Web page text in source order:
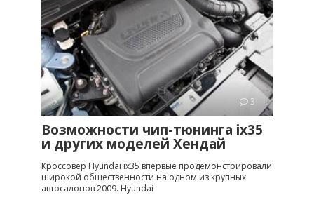
ix 3
Возможности чип-тюнинга ix35
и других моделей Хендай
Кроссовер Hyundai ix35 впервые продемонстрировали
широкой общественности на одном из крупных
автосалонов 2009. Hyundai